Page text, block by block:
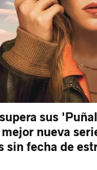
sus
nueva
sin fecha de